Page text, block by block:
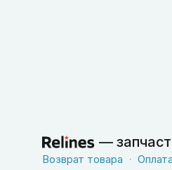
—
Возврат товара Оплата